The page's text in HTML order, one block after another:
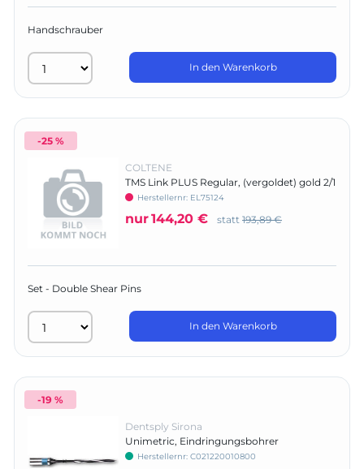
Handschrauber
In den Warenkorb
-25 %
COLTENE
TMS Link PLUS Regular, (vergoldet) gold 2/1
- Intro Kit
Herstellernr: EL75124
nur144,20 € statt 193,89 €
Set - Double Shear Pins
In den Warenkorb
-19 %
Dentsply Sirona
Unimetric, Eindringungsbohrer
Herstellernr: C021220010800